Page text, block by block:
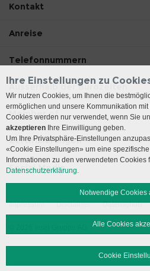
Kontakt
Anreise
Telefonnummern
Ausserhalb der Bürozeiten
Member of
Zertifizierungen
Social Media
Impressum Disclaimer Datenschutz
Ihre Einstellungen zu
Wir nutzen Cookies, um Ihnen die
ermöglichen und unsere Kommunikation
Cookies werden nur verwendet, wenn Sie
akzeptieren Ihre Einwilligung geben.
Um Ihre Privatsphäre-Einstellungen
«Cookie Einstellungen» um eine
Informationen zu den verwendeten Cookies
Datenschutzerklärung.
Notwendige Cookies
Alle Cookies
Cookie